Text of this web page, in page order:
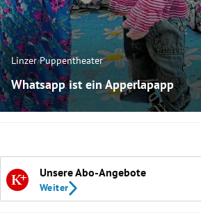
Linzer Puppentheater
Whatsapp ist ein Apperlapapp
Unsere Abo-Angebote
Weiter